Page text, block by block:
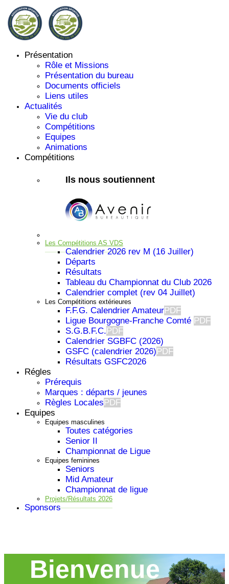
Présentation
Rôle et Missions
Présentation du bureau
Documents officiels
Liens utiles
Actualités
Vie du club
Compétitions
Equipes
Animations
Compétitions
Ils nous soutiennent
Les Compétitions AS VDS
Calendrier 2026 rev M (16 Juiller)
Départs
Résultats
Tableau du Championnat du Club 2026
Calendrier complet (rev 04 Juillet)
Les Compétitions extérieures
F.F.G. Calendrier AmateurPDF
Ligue Bourgogne-Franche Comté PDF
S.G.B.F.C.PDF
Calendrier SGBFC (2026)
GSFC (calendrier 2026)PDF
Résultats GSFC2026
Régles
Prérequis
Marques : départs / jeunes
Règles LocalesPDF
Equipes
Equipes masculines
Toutes catégories
Senior II
Championnat de Ligue
Equipes feminines
Seniors
Mid Amateur
Championnat de ligue
Projets/Résultats 2026
Sponsors
Bienvenue